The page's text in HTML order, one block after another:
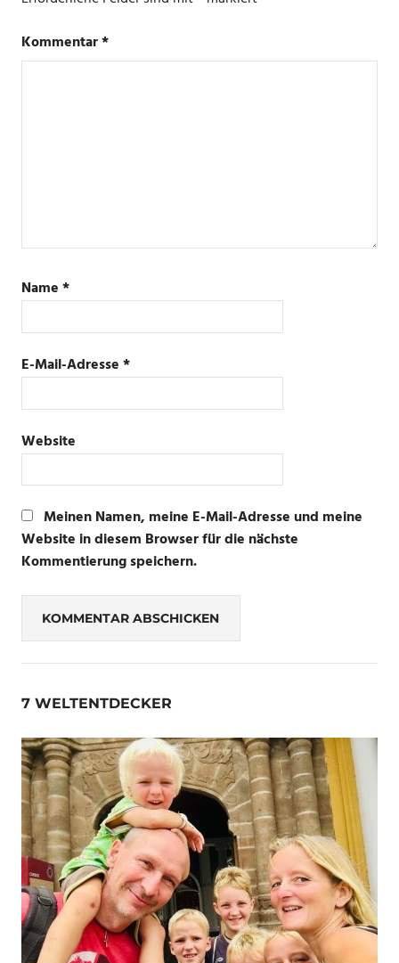
Kommentar*
Name*
E-Mail-Adresse*
Website
Meinen Namen, meine E-Mail-Adresse und meine
Website in diesem Browser für die nächste
Kommentierung speichern.
7 WELTENTDECKER